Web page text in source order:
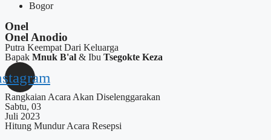
Bogor
Onel
Onel Anodio
Putra Keempat Dari Keluarga
Bapak Mnuk B'al & Ibu Tsegokte Keza
Rangkaian Acara Akan Diselenggarakan
Sabtu, 03
Juli 2023
Hitung Mundur Acara Resepsi